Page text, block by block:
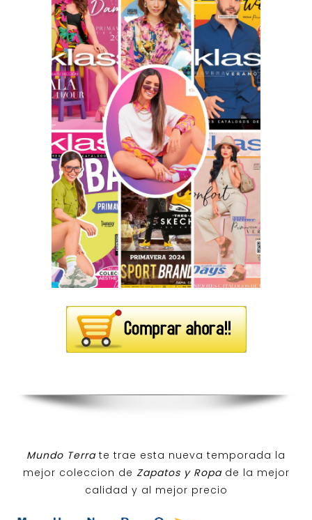
Mundo Terra te trae esta nueva temporada la
mejor coleccion de Zapatos y Ropa de la mejor
calidad y al mejor precio